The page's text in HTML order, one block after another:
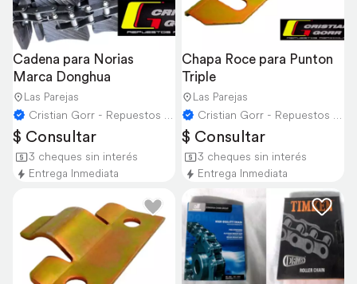
Cadena para Norias
Marca Donghua
Las Parejas
Cristian Gorr - Repuestos Agricolas
$ Consultar
3 cheques sin interés
Entrega Inmediata
Chapa Roce para Punton
Triple
Las Parejas
Cristian Gorr - Repuestos Agricolas
$ Consultar
3 cheques sin interés
Entrega Inmediata